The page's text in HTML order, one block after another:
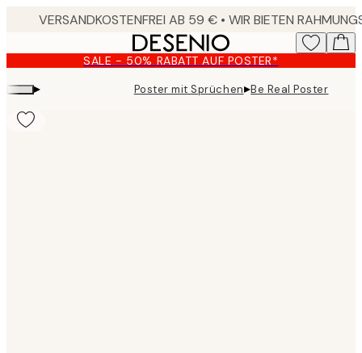
content.
SALE - 50% RABATT AUF POSTER*
▸ Poster mit Sprüchen▸Be Real Poster